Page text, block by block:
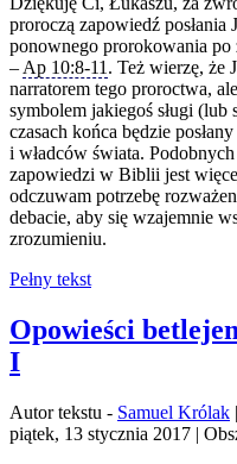
proroczą zapowiedź posłania
ponownego prorokowania po
– Ap 10:8-11 . Też wierzę, że
narratorem tego proroctwa,
symbolem jakiegoś sługi (lub
czasach końca będzie
i władców świata.
zapowiedzi w Biblii jest
odczuwam potrzebę
debacie, aby się wzajemnie
zrozumieniu.
Pełny tekst
Opowieści
I
Autor tekstu - Samuel Królak
piątek, 13 stycznia 2017 |